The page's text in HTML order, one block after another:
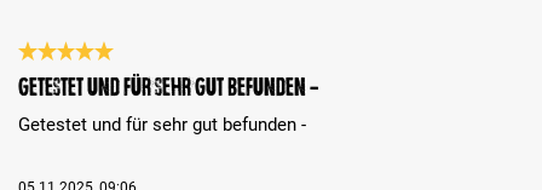
Bewertung mit 5 von 5 Sternen
Getestet und für sehr gut befunden -
Getestet und für sehr gut befunden -